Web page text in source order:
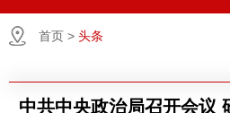
首页 > 头条
中共中央政治局召开会议